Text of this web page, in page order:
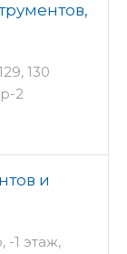
130
2
и
-1 этаж,